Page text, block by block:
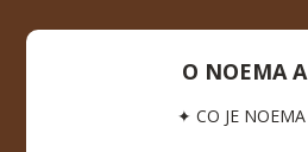
O NOEMA
✦ CO JE